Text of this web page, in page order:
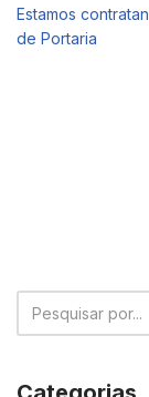
Estamos
de Portaria